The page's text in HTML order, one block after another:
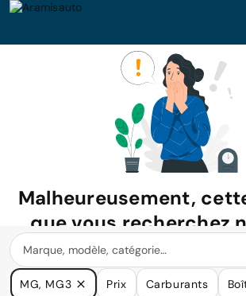
Malheureusement,
que vous recherchez
disponible.
Nous avons de nombreuses voitures qui
à vos besoins.
MG, MG3 Prix Carburants